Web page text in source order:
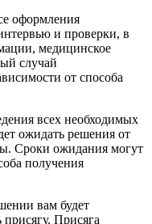
оформления
и проверки, в
медицинское
случай
от способа
всех необходимых
ожидать решения от
Сроки ожидания могут
получения
вам будет
присягу. Присяга